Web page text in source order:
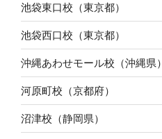
池袋東口校（東京都）
池袋西口校（東京都）
沖縄あわせモール校（沖縄県）
河原町校（京都府）
沼津校（静岡県）